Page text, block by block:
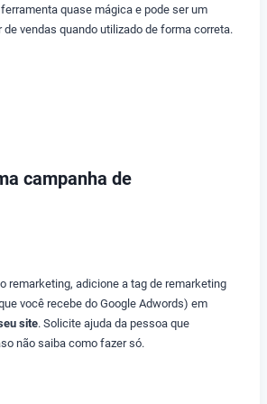
quase mágica e pode ser um
vendas quando utilizado de forma correta.
campanha de
remarketing, adicione a tag de remarketing
você recebe do Google Adwords) em
site. Solicite ajuda da pessoa que
não saiba como fazer só.